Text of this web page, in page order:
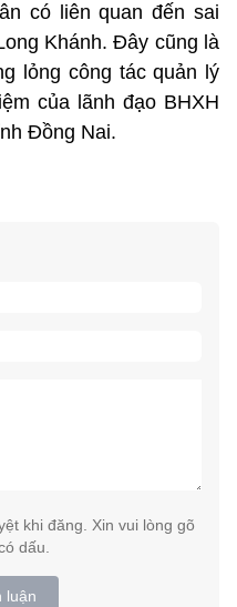
có liên quan đến sai
Khánh. Đây cũng là
lỏng công tác quản lý
của lãnh đạo BHXH
Đồng Nai.
khi đăng. Xin vui lòng gõ
dấu.
luận